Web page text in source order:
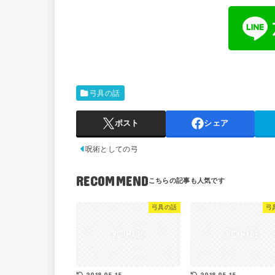
弓具の話
ポスト シェア
呪術としての弓
RECOMMEND
弓具の話 弓